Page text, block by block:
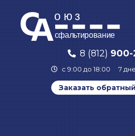
8 (812) 900-
с 9:00 до 18:00 7
Заказать